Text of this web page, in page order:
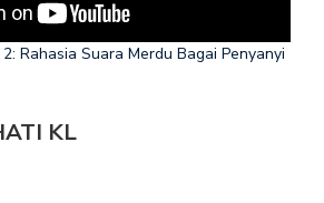
2: Rahasia Suara Merdu Bagai Penyanyi
KL